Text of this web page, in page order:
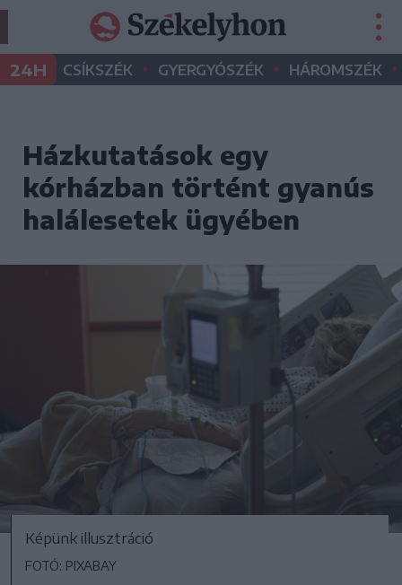
24H CSÍKSZÉK • GYERGYÓSZÉK • HÁROMSZÉK •
Házkutatások egy
kórházban történt gyanús
halálesetek ügyében
Képünk illusztráció
FOTÓ: PIXABAY